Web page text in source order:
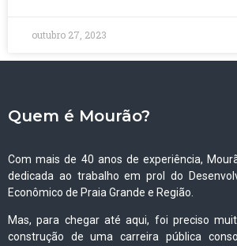
outubro 27, 2023
Quem é Mourão?
Com mais de 40 anos de experiência,
dedicada ao trabalho em prol do
Econômico de Praia Grande e Região.
Mas, para chegar até aqui, foi preciso
construção de uma carreira pública